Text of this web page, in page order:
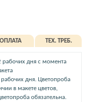
ОПЛАТА ТЕХ. ТРЕБ.
рабочих дня с момента
дня. Цветопроба
в макете цветов,
обязательна.